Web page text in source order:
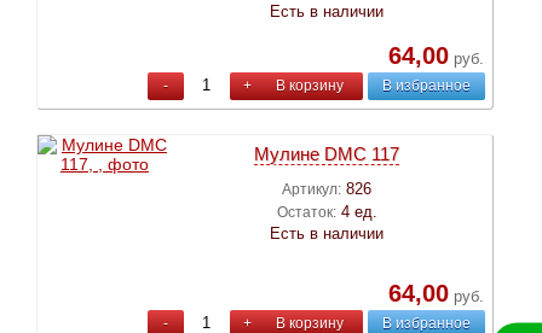
Есть в наличии
64,00руб.
- + В корзину В избранное
Мулине DMC 117
Артикул: 826
Остаток: 4 ед.
Есть в наличии
64,00руб.
- + В корзину В избранное